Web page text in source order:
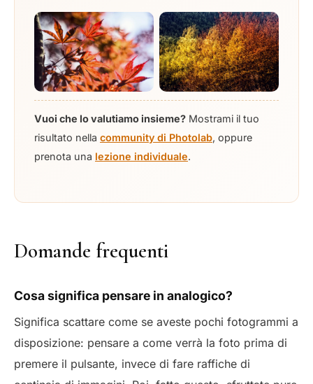
Vuoi che lo valutiamo insieme? Mostrami il tuo
risultato nella community di Photolab, oppure
prenota una lezione individuale.
Domande frequenti
Cosa significa pensare in analogico?
Significa scattare come se aveste pochi fotogrammi a
disposizione: pensare a come verrà la foto prima di
premere il pulsante, invece di fare raffiche di